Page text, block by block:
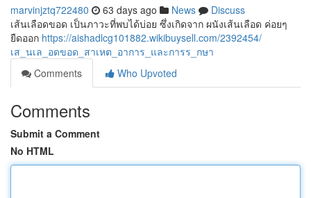
marvinjztq722480 63 days ago News
Discuss
เส้นเลือดขอด เป็นภาวะที่พบได้บ่อย ซึ่งเกิดจาก ผนังเส้นเลือด ค่อยๆ
ยืดออก https://aishadlcg101882.wikibuysell.com/2392454/
เส_นเล_อดขอด_สาเหต_อาการ_และการร_กษา
Comments
Who Upvoted
Comments
Submit a Comment
No HTML